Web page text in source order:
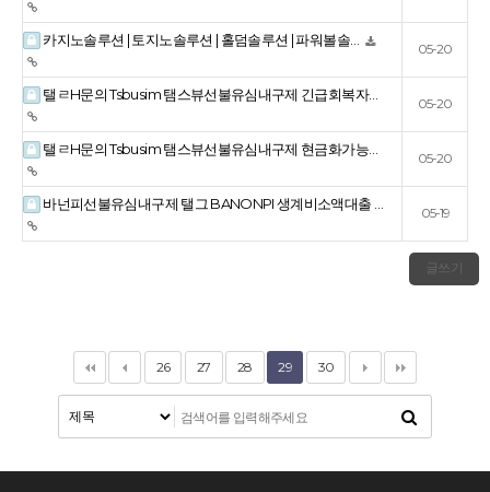
카지노솔루션 | 토지노솔루션 | 홀덤솔루션 | 파워볼솔…
05-20
탤ㄹH문의 Tsbusim 탬스뷰선불유심내구제 긴급회복자…
05-20
탤ㄹH문의 Tsbusim 탬스뷰선불유심내구제 현금화가능…
05-20
바넌피선불유심내구제 탤그 BANONPI 생계비소액대출 …
05-19
글쓰기
26 27 28 29 30